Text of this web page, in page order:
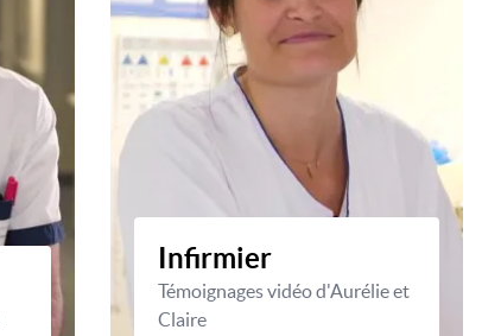
Infirmier
Témoignages vidéo d'Aurélie et
Claire